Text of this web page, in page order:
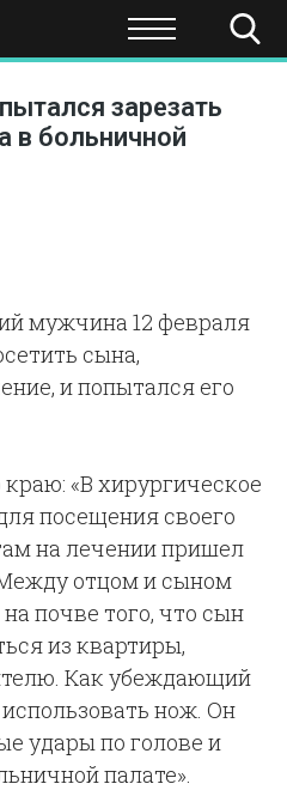
ЭКОНОМИКА НАУКА И
зарезать
в больничной
мужчина 12 февраля
сына,
и попытался его
«В хирургическое
посещения своего
на лечении пришел
отцом и сыном
почве того, что сын
из квартиры,
Как убеждающий
нож. Он
удары по голове и
палате».